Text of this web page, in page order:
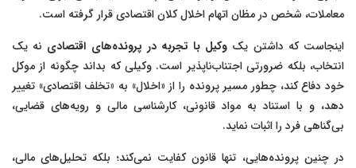
معاملات، شخص در مظان اتهام اخلال کلان اقتصادی قرار گرفته است.
اینجاست که داشتن یک وکیل با تجربه در پرونده‌های اقتصادی نه یک
انتخاب، بلکه ضرورتی اجتناب‌ناپذیر است. وکیلی که بداند چگونه از موکل
خود دفاع کند، چطور مسیر پرونده را از «اخلال» به «تخلف اقتصادی» تغییر
دهد، و با استناد به مواد قانونی، کارشناسی مالی و رویه‌های قضایی،
بی‌گناهی فرد را اثبات نماید.
در چنین پرونده‌هایی، تنها قانون کفایت نمی‌کند؛ بلکه تحلیل‌های مالی،